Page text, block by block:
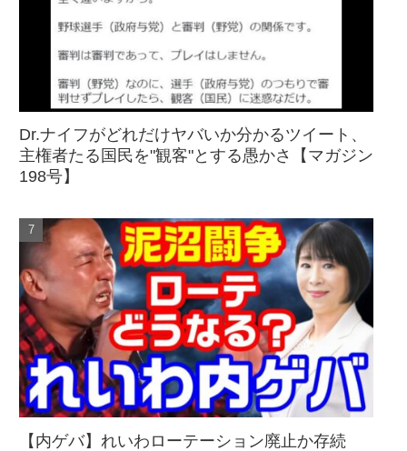
Dr.ナイフがどれだけヤバいか分かるツイート、
主権者たる国民を"観客"とする愚かさ【マガジン
198号】
【内ゲバ】れいわローテーション廃止か存続